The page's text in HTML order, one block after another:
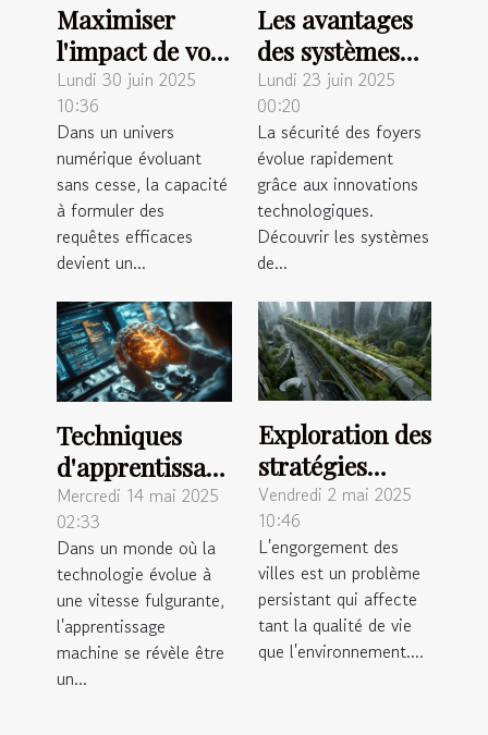
Maximiser
l'impact de vos
requêtes pour
des systèmes
de génération
de texte en
2025
Lundi 30 juin 2025
10:36
Dans un univers
numérique évoluant
sans cesse, la capacité
à formuler des
requêtes efficaces
devient un...
Les avantages
des systèmes
de surveillance
connectés pour
la sécurité
domestique
Lundi 23 juin 2025
00:20
La sécurité des foyers
évolue rapidement
grâce aux innovations
technologiques.
Découvrir les systèmes
de...
Techniques
d'apprentissage
machine pour
les débutants
comment elles
transforment
les industries
Mercredi 14 mai 2025
02:33
Dans un monde où la
technologie évolue à
une vitesse fulgurante,
l'apprentissage
machine se révèle être
un...
Exploration des
stratégies
urbaines pour
réduire les
embouteillages
Vendredi 2 mai 2025
10:46
L'engorgement des
villes est un problème
persistant qui affecte
tant la qualité de vie
que l'environnement....